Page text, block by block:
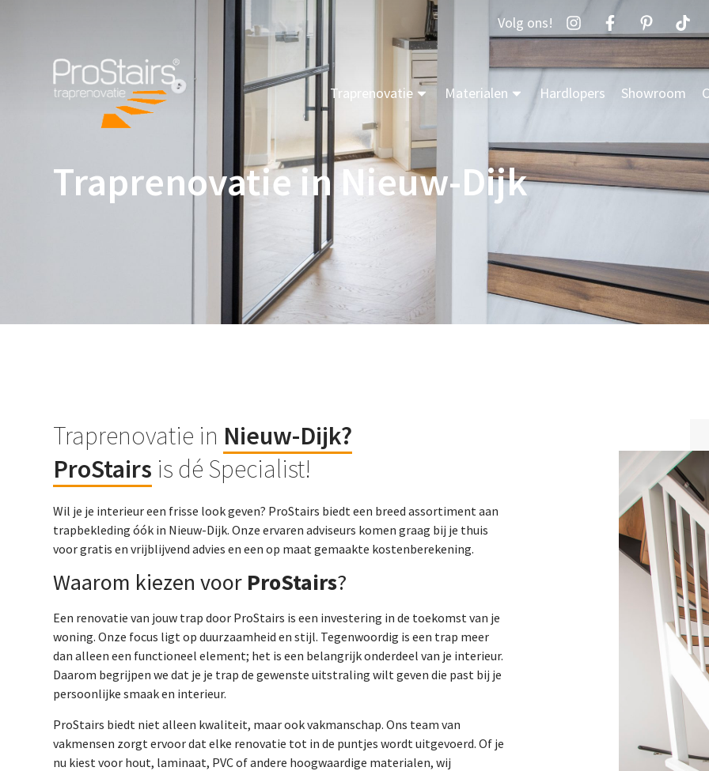
Volg ons!
Traprenovatie Materialen Hardlopers Showroom
Traprenovatie in Nieuw-Dijk
Traprenovatie in Nieuw-Dijk?
ProStairs is dé Specialist!
Wil je je interieur een frisse look geven? ProStairs biedt een breed assortiment aan
trapbekleding óók in Nieuw-Dijk. Onze ervaren adviseurs komen graag bij je thuis
voor gratis en vrijblijvend advies en een op maat gemaakte kostenberekening.
Waarom kiezen voor ProStairs?
Een renovatie van jouw trap door ProStairs is een investering in de toekomst van je
woning. Onze focus ligt op duurzaamheid en stijl. Tegenwoordig is een trap meer
dan alleen een functioneel element; het is een belangrijk onderdeel van je interieur.
Daarom begrijpen we dat je je trap de gewenste uitstraling wilt geven die past bij je
persoonlijke smaak en interieur.
ProStairs biedt niet alleen kwaliteit, maar ook vakmanschap. Ons team van
vakmensen zorgt ervoor dat elke renovatie tot in de puntjes wordt uitgevoerd. Of je
nu kiest voor hout, laminaat, PVC of andere hoogwaardige materialen, wij